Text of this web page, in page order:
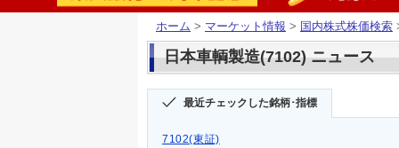
ホーム > マーケット情報 > 国内株式株価検索
日本車輌製造(7102) ニュース
最近チェックした銘柄･指標
7102(東証)